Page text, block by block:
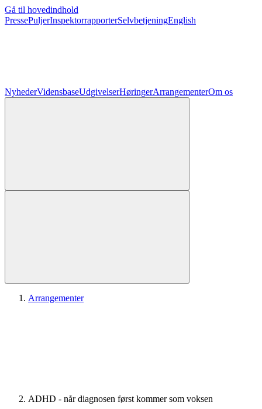
Gå til hovedindhold
PressePuljerInspektorrapporterSelvbetjeningEnglish
NyhederVidensbaseUdgivelserHøringerArrangementerOm os
Arrangementer
ADHD - når diagnosen først kommer som voksen